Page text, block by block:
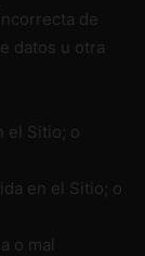
de
datos u otra
el Sitio; o
en el Sitio; o
o mal